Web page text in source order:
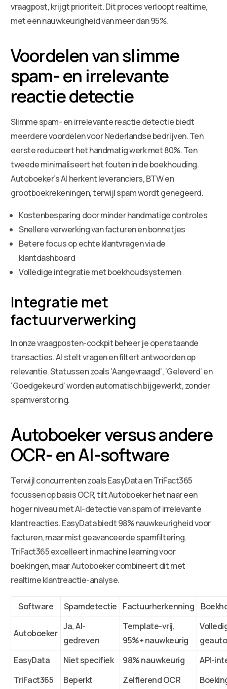
vraagpost, krijgt prioriteit. Dit proces verloopt realtime,
met een nauwkeurigheid van meer dan 95%.
Voordelen van slimme
spam- en irrelevante
reactie detectie
Slimme spam- en irrelevante reactie detectie biedt
meerdere voordelen voor Nederlandse bedrijven. Ten
eerste reduceert het handmatig werk met 80%. Ten
tweede minimaliseert het fouten in de boekhouding.
Autoboeker’s AI herkent leveranciers, BTW en
grootboekrekeningen, terwijl spam wordt genegeerd.
Kostenbesparing door minder handmatige controles
Snellere verwerking van facturen en bonnetjes
Betere focus op echte klantvragen via de
klantdashboard
Volledige integratie met boekhoudsystemen
Integratie met
factuurverwerking
In onze vraagposten-cockpit beheer je openstaande
transacties. AI stelt vragen en filtert antwoorden op
relevantie. Statussen zoals ‘Aangevraagd’, ‘Geleverd’ en
‘Goedgekeurd’ worden automatisch bijgewerkt, zonder
spamverstoring.
Autoboeker versus andere
OCR- en AI-software
Terwijl concurrenten zoals EasyData en TriFact365
focussen op basis OCR, tilt Autoboeker het naar een
hoger niveau met AI-detectie van spam of irrelevante
klantreacties. EasyData biedt 98% nauwkeurigheid voor
facturen, maar mist geavanceerde spamfiltering.
TriFact365 excelleert in machine learning voor
boekingen, maar Autoboeker combineert dit met
realtime klantreactie-analyse.
Software Spamdetectie Factuurherkenning
Autoboeker
Ja, AI-
gedreven
Template-vrij,
95%+ nauwkeurig
EasyData
Niet specifiek 98% nauwkeurig
API-
TriFact365
Beperkt Zelflerend OCR